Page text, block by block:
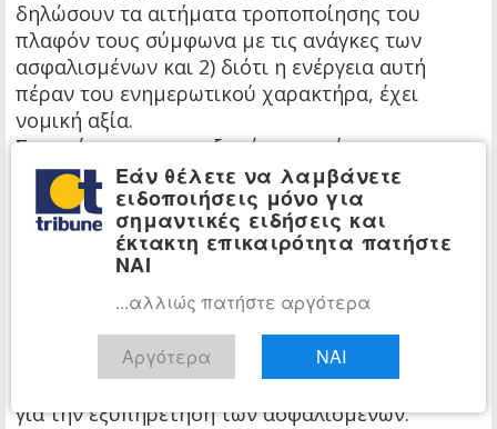
δηλώσουν τα αιτήματα τροποποίησης του
πλαφόν τους σύμφωνα με τις ανάγκες των
ασφαλισμένων και 2) διότι η ενέργεια αυτή
πέραν του ενημερωτικού χαρακτήρα, έχει
νομική αξία.
Σε περίπτωση που, εξαιτίας αυτού του
αδόκιμου μέτρου, κάποιος γιατρός
αντιμετωπίσει ποινικές, αστικές ή πειθαρχικές
ευθύνες, για σωματική βλάβη ή βλάβη στην
υγεία του ασθενή του, λόγω έλλειψης
δυνατότητας συνταγογράφησης των
απαραίτητων φαρμάκων , με την αποστολή του
ως ανωτέρω υποδεικνυόμενου email, θα
υπάρχει η έμπρακτη απόδειξη ότι ο γιατρός είχε
ήδη επισημάνει στον ΕΟΠΥΥ τις ενστάσεις του
για την εξυπηρέτηση των ασφαλισμένων.
Εάν θέλετε να λαμβάνετε
ειδοποιήσεις μόνο για
σημαντικές ειδήσεις και
έκτακτη επικαιρότητα πατήστε
ΝΑΙ
...αλλιώς πατήστε αργότερα
Αργότερα ΝΑΙ